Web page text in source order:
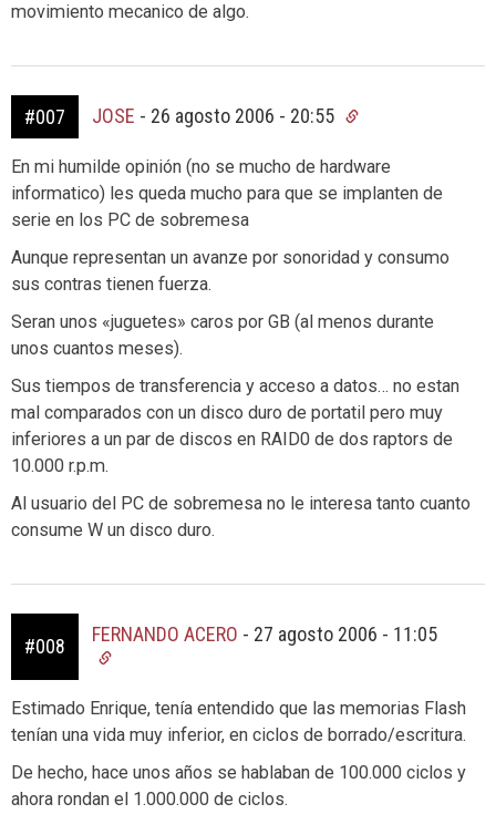
movimiento mecanico de algo.
#007 JOSE - 26 agosto 2006 - 20:55
En mi humilde opinión (no se mucho de hardware
informatico) les queda mucho para que se implanten de
serie en los PC de sobremesa
Aunque representan un avanze por sonoridad y consumo
sus contras tienen fuerza.
Seran unos «juguetes» caros por GB (al menos durante
unos cuantos meses).
Sus tiempos de transferencia y acceso a datos… no estan
mal comparados con un disco duro de portatil pero muy
inferiores a un par de discos en RAID0 de dos raptors de
10.000 r.p.m.
Al usuario del PC de sobremesa no le interesa tanto cuanto
consume W un disco duro.
#008
FERNANDO ACERO - 27 agosto 2006 - 11:05
Estimado Enrique, tenía entendido que las memorias Flash
tenían una vida muy inferior, en ciclos de borrado/escritura.
De hecho, hace unos años se hablaban de 100.000 ciclos y
ahora rondan el 1.000.000 de ciclos.